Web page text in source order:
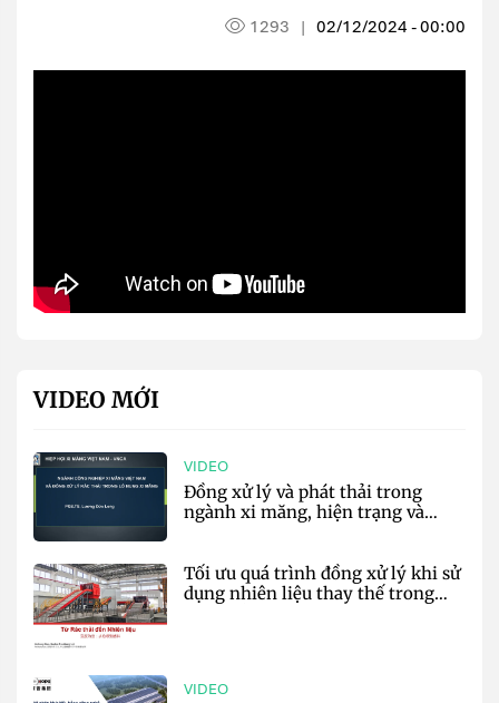
1293 | 02/12/2024 - 00:00
VIDEO MỚI
VIDEO
Đồng xử lý và phát thải trong
ngành xi măng, hiện trạng và
Tối ưu quá trình đồng xử lý khi sử
dụng nhiên liệu thay thế trong
VIDEO